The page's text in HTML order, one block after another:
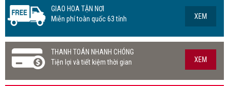
GIAO HOA TẬN NƠI
Miễn phí toàn quốc 63 tỉnh
XEM
THANH TOÁN NHANH CHÓNG
Tiện lợi và tiết kiệm thời gian
XEM